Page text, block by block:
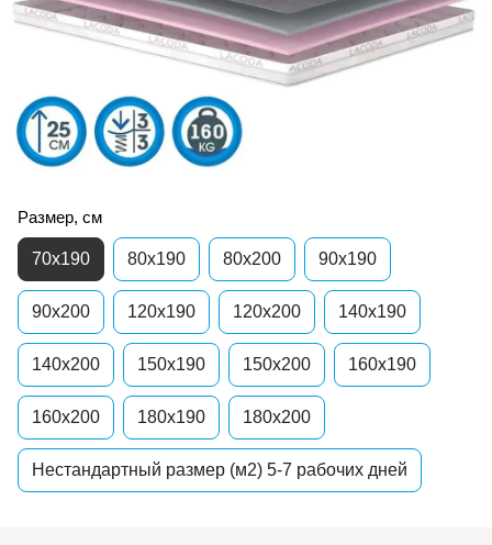
Размер, см
70x190 80x190 80x200 90x190
90x200 120x190 120x200 140x190
140x200 150x190 150x200 160x190
160x200 180x190 180x200
Нестандартный размер (м2) 5-7 рабочих дней